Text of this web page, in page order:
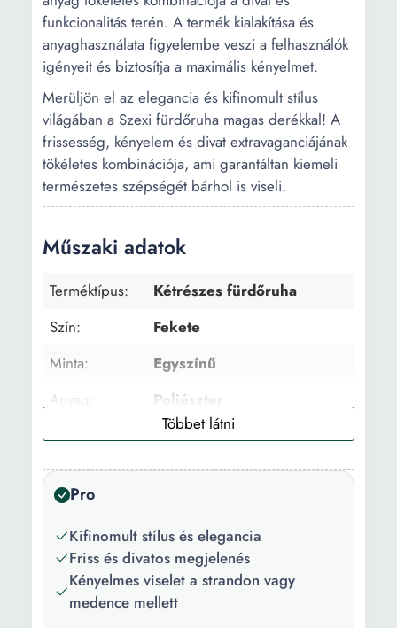
funkcionalitás terén. A termék kialakítása és
anyaghasználata figyelembe veszi a felhasználók
igényeit és biztosítja a maximális kényelmet.
Merüljön el az elegancia és kifinomult stílus
világában a Szexi fürdőruha magas derékkal! A
frissesség, kényelem és divat extravaganciájának
tökéletes kombinációja, ami garantáltan kiemeli
természetes szépségét bárhol is viseli.
Műszaki adatok
Terméktípus:
Kétrészes fürdőruha
Szín:
Fekete
Minta:
Egyszínű
Anyag:
Poliészter
Részletek:
Comfort fit
Márkavonal:
Fürdőruha
Melltartó
típusa:
Merevítő:
Nincs
Nyakkivágás:
Amerikai
Pro
Kifinomult stílus és elegancia
Friss és divatos megjelenés
Kényelmes viselet a strandon vagy
medence mellett